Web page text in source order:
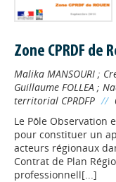
Zone CPRDF de
Malika MANSOURI ;
Guillaume FOLLEA ;
territorial CPRDFP //
Le Pôle Observation
pour constituer un
acteurs régionaux
Contrat de Plan
professionnell[...]